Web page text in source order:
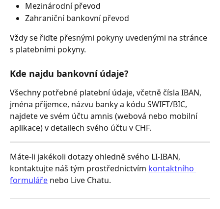
Mezinárodní převod
Zahraniční bankovní převod
Vždy se řiďte přesnými pokyny uvedenými na stránce
s platebními pokyny.
Kde najdu bankovní údaje?
Všechny potřebné platební údaje, včetně čísla IBAN,
jména příjemce, názvu banky a kódu SWIFT/BIC,
najdete ve svém účtu amnis (webová nebo mobilní
aplikace) v detailech svého účtu v CHF.
Máte-li jakékoli dotazy ohledně svého LI-IBAN,
kontaktujte náš tým prostřednictvím kontaktního
formuláře nebo Live Chatu.